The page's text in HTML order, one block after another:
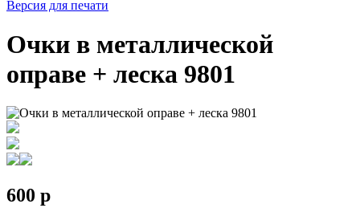
Версия для печати
Очки в металлической
оправе + леска 9801
600 p